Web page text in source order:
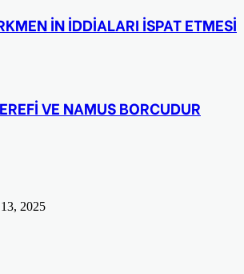
İN İDDİALARI İSPAT ETMESİ
VE NAMUS BORCUDUR
2025